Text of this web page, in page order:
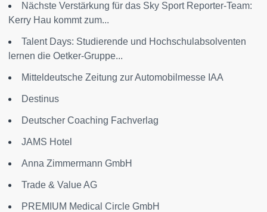
Nächste Verstärkung für das Sky Sport Reporter-Team:
Kerry Hau kommt zum...
Talent Days: Studierende und Hochschulabsolventen
lernen die Oetker-Gruppe...
Mitteldeutsche Zeitung zur Automobilmesse IAA
Destinus
Deutscher Coaching Fachverlag
JAMS Hotel
Anna Zimmermann GmbH
Trade & Value AG
PREMIUM Medical Circle GmbH